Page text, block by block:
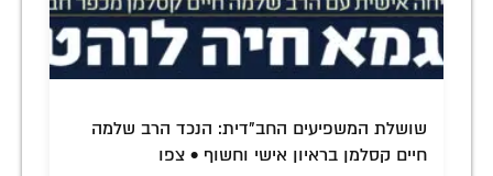
שושלת המשפיעים החב"דית: הנכד הרב שלמה
חיים קסלמן בראיון אישי וחשוף • צפו